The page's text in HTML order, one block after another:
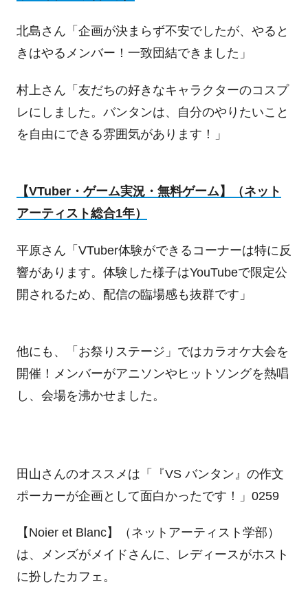
北島さん「企画が決まらず不安でしたが、やると
きはやるメンバー！一致団結できました」
村上さん「友だちの好きなキャラクターのコスプ
レにしました。バンタンは、自分のやりたいこと
を自由にできる雰囲気があります！」
【VTuber・ゲーム実況・無料ゲーム】（ネット
アーティスト総合1年）
平原さん「 VTuber体験ができるコーナーは特に反
響があります。体験した様子はYouTubeで限定公
開されるため、配信の臨場感も抜群です」
他にも、「お祭りステージ」ではカラオケ大会を
開催！メンバーがアニソンやヒットソングを熱唱
し、会場を沸かせました。
田山さんのオススメは「『VS バンタン』の作文
ポーカーが企画として面白かったです！」0259
【 Noier et Blanc】（ネットアーティスト学部）
は、メンズがメイドさんに、レディースがホスト
に扮したカフェ。